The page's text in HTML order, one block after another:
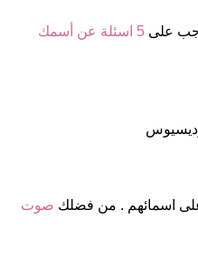
5 اسئلة عن أسمك
صوت